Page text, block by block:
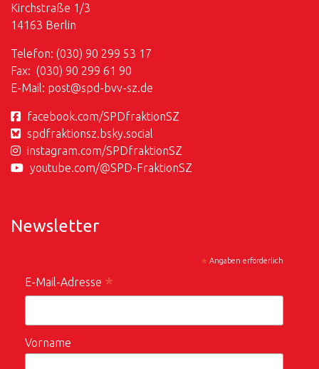
Kirchstraße 1/3
14163 Berlin
Telefon: (030) 90 299 53 17
Fax: (030) 90 299 61 90
E-Mail: post@spd-bvv-sz.de
facebook.com/SPDfraktionSZ
spdfraktionsz.bsky.social
instagram.com/SPDfraktionSZ
youtube.com/@SPD-FraktionSZ
Newsletter
* Angaben erforderlich
E-Mail-Adresse *
Vorname